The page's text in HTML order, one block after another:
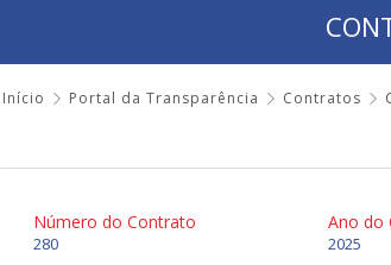
Início Portal da Transparência Contratos
Número do Contrato
280
Ano do
2025